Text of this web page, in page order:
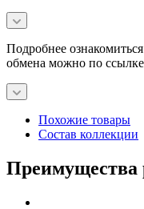
Подробнее
обмена можно по
Похожие товары
Состав коллекции
Преимущества